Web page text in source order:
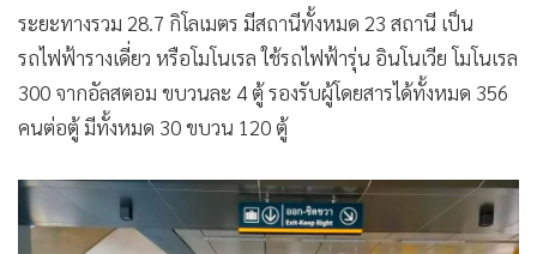
ระยะทางรวม 28.7 กิโลเมตร มีสถานีทั้งหมด 23 สถานี เป็น
รถไฟฟ้ารางเดี่ยว หรือโมโนเรล ใช้รถไฟฟ้ารุ่น อินโนเวีย โมโนเรล
300 จากอัลสตอม ขบวนละ 4 ตู้ รองรับผู้โดยสารได้ทั้งหมด 356
คนต่อตู้ มีทั้งหมด 30 ขบวน 120 ตู้